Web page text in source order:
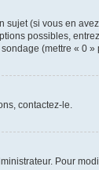
(si vous en
possibles,
(mettre « 0
contactez-le.
Pour